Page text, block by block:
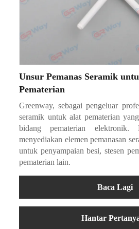
Unsur Pemanas Seramik
Pematerian
Greenway, sebagai pengeluar
seramik untuk alat pematerian
bidang pematerian
menyediakan elemen pemanasan
untuk penyampaian besi, stesen
pematerian lain.
Baca Lagi
Hantar